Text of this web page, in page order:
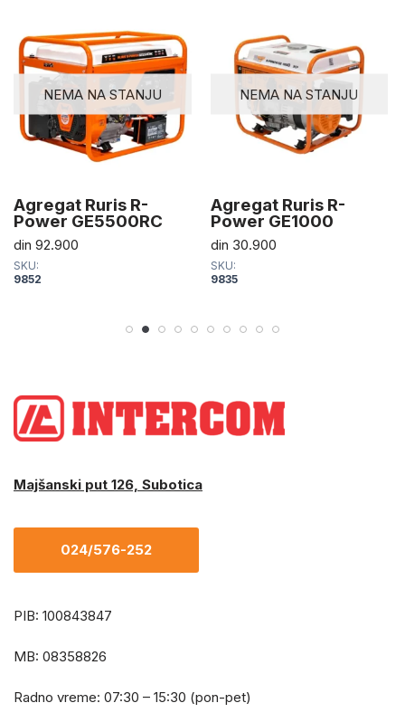
NEMA NA STANJU
Agregat Ruris R-
Power GE5500RC
din 92.900
SKU:
9852
NEMA NA STANJU
Agregat Ruris R-
Power GE1000
din 30.900
SKU:
9835
Majšanski put 126, Subotica
024/576-252
PIB: 100843847
MB: 08358826
Radno vreme: 07:30 – 15:30 (pon-pet)